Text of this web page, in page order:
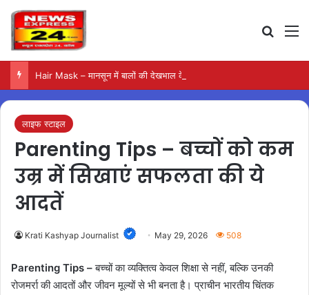
Hair Mask – मानसून में बालों की देखभाल के लिए आजमाएं अंडे का मास्क
लाइफ स्टाइल
Parenting Tips – बच्चों को कम
उम्र में सिखाएं सफलता की ये
आदतें
Krati Kashyap Journalist May 29, 2026 508
Parenting Tips –बच्चों का व्यक्तित्व केवल शिक्षा से नहीं, बल्कि उनकी
रोजमर्रा की आदतों और जीवन मूल्यों से भी बनता है। प्राचीन भारतीय चिंतक